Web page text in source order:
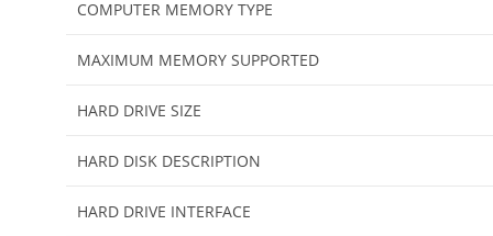
COMPUTER MEMORY TYPE
MAXIMUM MEMORY SUPPORTED
HARD DRIVE SIZE
HARD DISK DESCRIPTION
HARD DRIVE INTERFACE